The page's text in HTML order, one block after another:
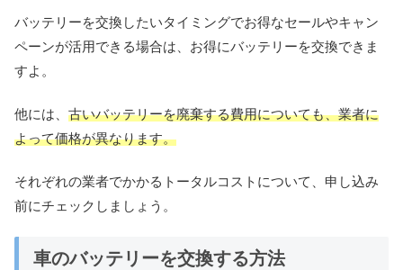
バッテリーを交換したいタイミングでお得なセールやキャン
ペーンが活用できる場合は、お得にバッテリーを交換できま
すよ。
他には、 古いバッテリーを廃棄する費用についても、業者に
よって価格が異なります。
それぞれの業者でかかるトータルコストについて、申し込み
前にチェックしましょう。
車のバッテリーを交換する方法